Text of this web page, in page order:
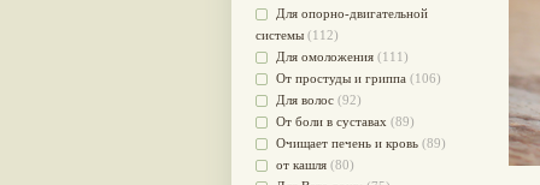
Для опорно-двигательной
системы (112)
Для омоложения (111)
От простуды и гриппа (106)
Для волос (92)
От боли в суставах (89)
Очищает печень и кровь (89)
от кашля (80)